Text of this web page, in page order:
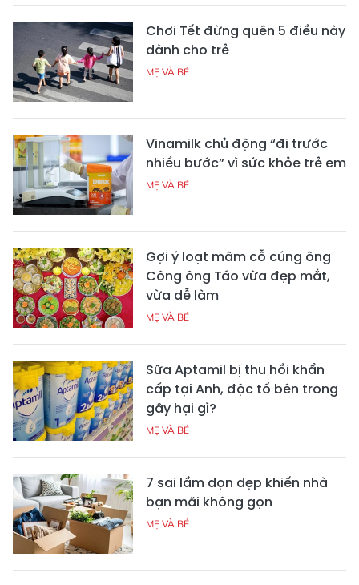
Chơi Tết đừng quên 5 điều này
dành cho trẻ
MẸ VÀ BÉ
Vinamilk chủ động “đi trước
nhiều bước” vì sức khỏe trẻ em
MẸ VÀ BÉ
Gợi ý loạt mâm cỗ cúng ông
Công ông Táo vừa đẹp mắt,
vừa dễ làm
MẸ VÀ BÉ
Sữa Aptamil bị thu hồi khẩn
cấp tại Anh, độc tố bên trong
gây hại gì?
MẸ VÀ BÉ
7 sai lầm dọn dẹp khiến nhà
bạn mãi không gọn
MẸ VÀ BÉ